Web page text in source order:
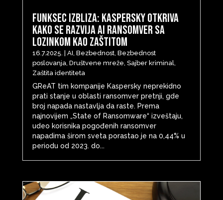
FunkSec izbliza: Kaspersky otkriva
kako se razvija AI ransomver sa
lozinkom kao zaštitom
16.7.2025. AI Bezbednost, Bezbednost
poslovanja Društvene mreže Sajber kriminal
Zaštita identiteta
GReAT tim kompanije Kaspersky neprekidno
prati stanje u oblasti ransomver pretnji, gde
broj napada nastavlja da raste. Prema
najnovijem „State of Ransomware“ izveštaju,
udeo korisnika pogođenih ransomver
napadima širom sveta porastao je na 0,44% u
periodu od 2023. do...